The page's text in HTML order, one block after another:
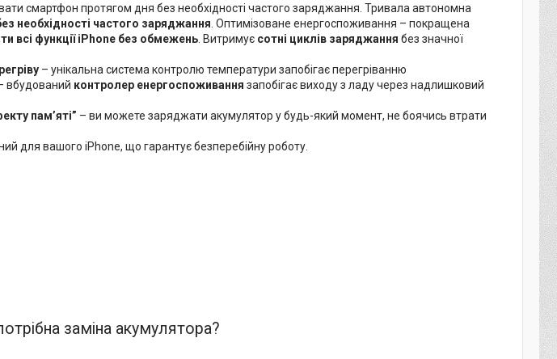
смартфон протягом дня без необхідності частого заряджання. Тривала автономна
необхідності частого заряджання . Оптимізоване енергоспоживання – покращена
всі функції iPhone без обмежень . Витримує сотні циклів заряджання без значної
– унікальна система контролю температури запобігає перегріванню
вбудований контролер енергоспоживання запобігає виходу з ладу через надлишковий
пам’яті” – ви можете заряджати акумулятор у будь-який момент, не боячись втрати
для вашого iPhone, що гарантує безперебійну роботу.
заміна акумулятора?